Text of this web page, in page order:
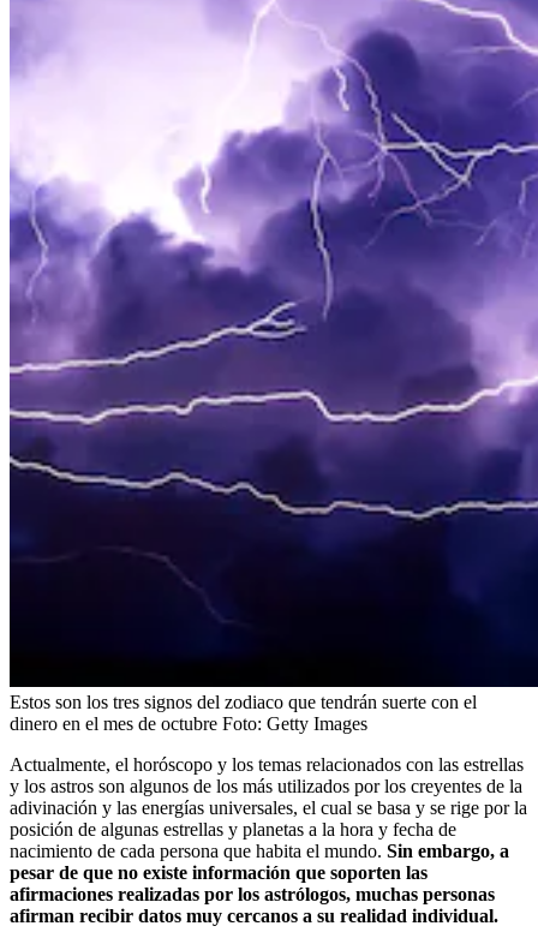
Estos son los tres signos del zodiaco que tendrán suerte con el
dinero en el mes de octubre Foto: Getty Images
Actualmente, el horóscopo y los temas relacionados con las estrellas
y los astros son algunos de los más utilizados por los creyentes de la
adivinación y las energías universales, el cual se basa y se rige por la
posición de algunas estrellas y planetas a la hora y fecha de
nacimiento de cada persona que habita el mundo. Sin embargo, a
pesar de que no existe información que soporten las
afirmaciones realizadas por los astrólogos, muchas personas
afirman recibir datos muy cercanos a su realidad individual.